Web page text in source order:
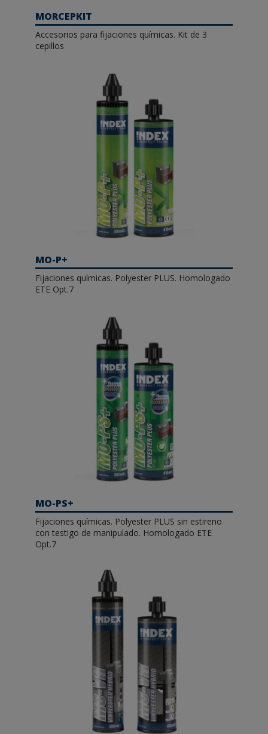
MORCEPKIT
Accesorios para fijaciones químicas. Kit de 3
cepillos
MO-P+
Fijaciones químicas. Polyester PLUS. Homologado
ETE Opt.7
MO-PS+
Fijaciones químicas. Polyester PLUS sin estireno
con testigo de manipulado. Homologado ETE
Opt.7